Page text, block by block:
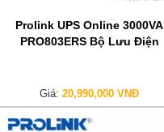
Prolink UPS Online 3000VA
PRO803ERS Bộ Lưu Điện
Giá: 20,990,000 VNĐ